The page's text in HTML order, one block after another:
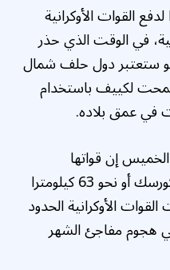
القوات الأوكرانية
في الوقت الذي حذر
ستعتبر دول حلف شمال
لكييف باستخدام
في عمق بلاده.
الخميس إن قواتها
استعادت 10 مستوطنات في كورسك أو نحو 63 كيلومترا
الأوكرانية الحدود
هجوم مفاجئ الشهر